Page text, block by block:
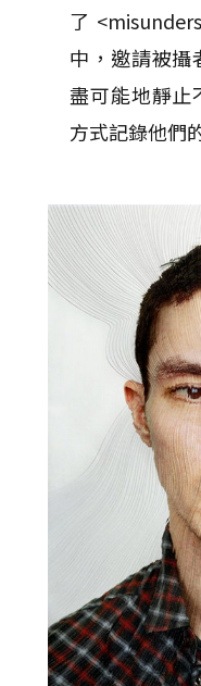
了
中，邀請被
盡可能地靜止
方式記錄他們